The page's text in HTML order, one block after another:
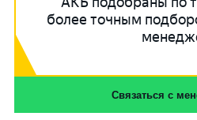
более точным
Связаться с